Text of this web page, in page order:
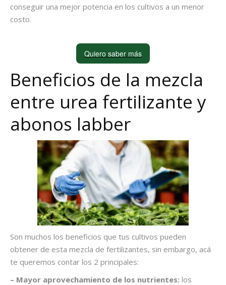
conseguir una mejor potencia en los cultivos a un menor
costo.
Quiero saber más
Beneficios de la mezcla
entre urea fertilizante y
abonos labber
Son muchos los beneficios que tus cultivos pueden
obtener de esta mezcla de fertilizantes, sin embargo, acá
te queremos contar los 2 principales:
– Mayor aprovechamiento de los nutrientes: los